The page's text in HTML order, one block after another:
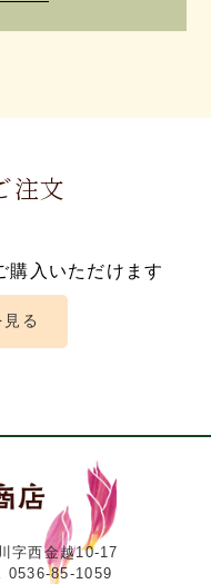
注文
購入いただけます
る
字西金越10-17
0536-85-1059